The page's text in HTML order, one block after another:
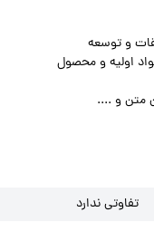
و توسعه
متن و ....
تفاوتی ندارد